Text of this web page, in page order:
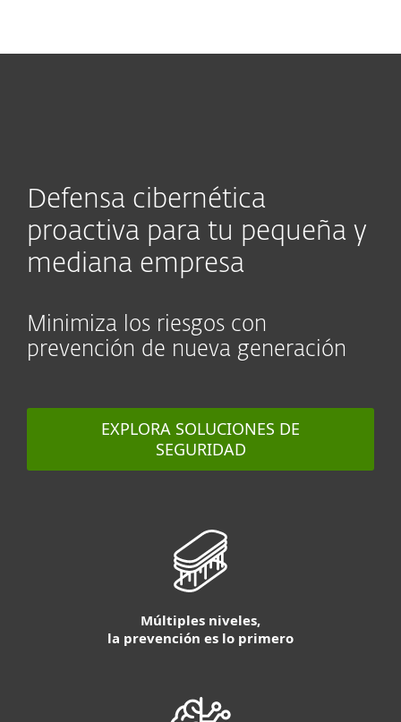
Defensa cibernética
proactiva para tu pequeña y
mediana empresa
Minimiza los riesgos con
prevención de nueva generación
EXPLORA SOLUCIONES DE
SEGURIDAD
Múltiples niveles,
la prevención es lo primero